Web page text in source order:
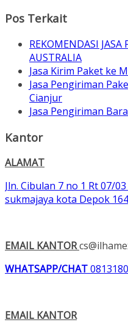
Pos Terkait
REKOMENDASI
AUSTRALIA
Jasa Kirim Paket ke
Jasa Pengiriman
Cianjur
Jasa Pengiriman
Kantor
ALAMAT
Jln. Cibulan 7 no 1 Rt 07/
sukmajaya kota Depok
EMAIL KANTOR
WHATSAPP/CHAT
EMAIL KANTOR